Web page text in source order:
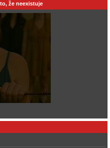
že neexistuje